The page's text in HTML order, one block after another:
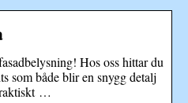
Hos oss hittar du
som både blir en snygg detalj
…